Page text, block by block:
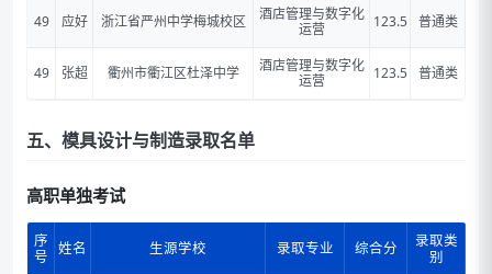
49 应好 浙江省严州中学梅城校区
酒店管理与数字化
运营
123.5 普通类
49 张超 衢州市衢江区杜泽中学
酒店管理与数字化
运营
123.5 普通类
五、模具设计与制造录取名单
高职单独考试
序
号 姓名 生源学校 录取专业 综合分
录取类
别